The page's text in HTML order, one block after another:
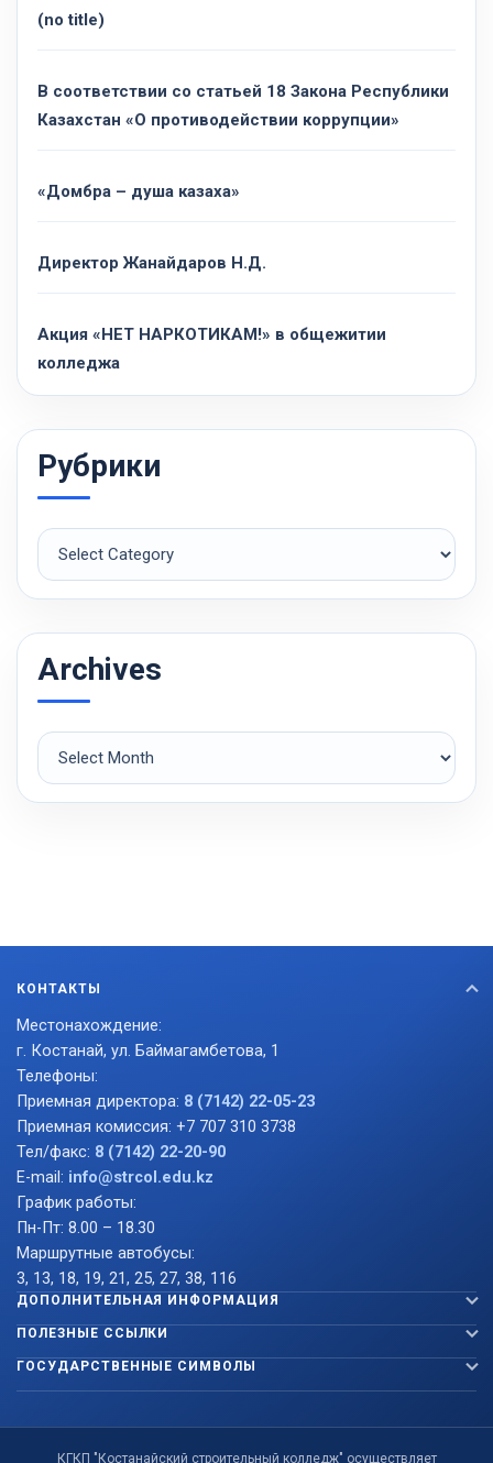
(no title)
В соответствии со статьей 18 Закона Республики
Казахстан «О противодействии коррупции»
«Домбра – душа казаха»
Директор Жанайдаров Н.Д.
Акция «НЕТ НАРКОТИКАМ!» в общежитии
колледжа
Рубрики
Рубрики
Archives
Archives
КОНТАКТЫ
Местонахождение:
г. Костанай, ул. Баймагамбетова, 1
Телефоны:
Приемная директора: 8 (7142) 22-05-23
Приемная комиссия: +7 707 310 3738
Тел/факс: 8 (7142) 22-20-90
E-mail: info@strcol.edu.kz
График работы:
Пн-Пт: 8.00 – 18.30
Маршрутные автобусы:
3, 13, 18, 19, 21, 25, 27, 38, 116
ДОПОЛНИТЕЛЬНАЯ ИНФОРМАЦИЯ
ПОЛЕЗНЫЕ ССЫЛКИ
ГОСУДАРСТВЕННЫЕ СИМВОЛЫ
КГКП "Костанайский строительный колледж" осуществляет